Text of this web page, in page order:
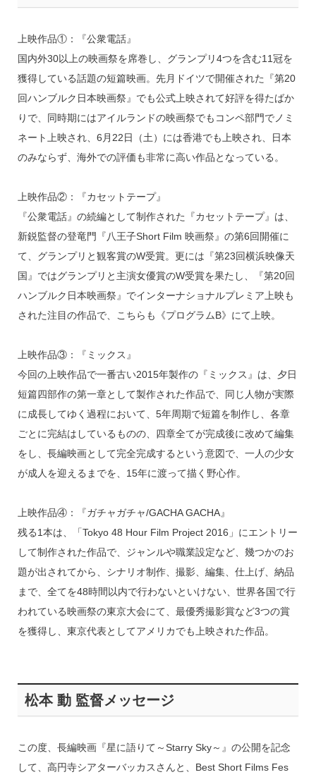
上映作品①：『公衆電話』
国内外30以上の映画祭を席巻し、グランプリ4つを含む11冠を
獲得している話題の短篇映画。先月ドイツで開催された『第20
回ハンブルク日本映画祭』でも公式上映されて好評を得たばか
りで、同時期にはアイルランドの映画祭でもコンペ部門でノミ
ネート上映され、6月22日（土）には香港でも上映され、日本
のみならず、海外での評価も非常に高い作品となっている。
上映作品②：『カセットテープ』
『公衆電話』の続編として制作された『カセットテープ』は、
新鋭監督の登竜門『八王子Short Film 映画祭』の第6回開催に
て、グランプリと観客賞のW受賞。更には『第23回横浜映像天
国』ではグランプリと主演女優賞のW受賞を果たし、『第20回
ハンブルク日本映画祭』でインターナショナルプレミア上映も
された注目の作品で、こちらも《プログラムB》にて上映。
上映作品③：『ミックス』
今回の上映作品で一番古い2015年製作の『ミックス』は、夕日
短篇四部作の第一章として製作された作品で、同じ人物が実際
に成長してゆく過程において、5年周期で短篇を制作し、各章
ごとに完結はしているものの、四章全てが完成後に改めて編集
をし、長編映画として完全完成するという意図で、一人の少女
が成人を迎えるまでを、15年に渡って描く野心作。
上映作品④：『ガチャガチャ/GACHA GACHA』
残る1本は、「Tokyo 48 Hour Film Project 2016」にエントリー
して制作された作品で、ジャンルや職業設定など、幾つかのお
題が出されてから、シナリオ制作、撮影、編集、仕上げ、納品
まで、全てを48時間以内で行わないといけない、世界各国で行
われている映画祭の東京大会にて、最優秀撮影賞など3つの賞
を獲得し、東京代表としてアメリカでも上映された作品。
松本 動 監督メッセージ
この度、長編映画『星に語りて～Starry Sky～』の公開を記念
して、高円寺シアターバッカスさんと、Best Short Films Fes